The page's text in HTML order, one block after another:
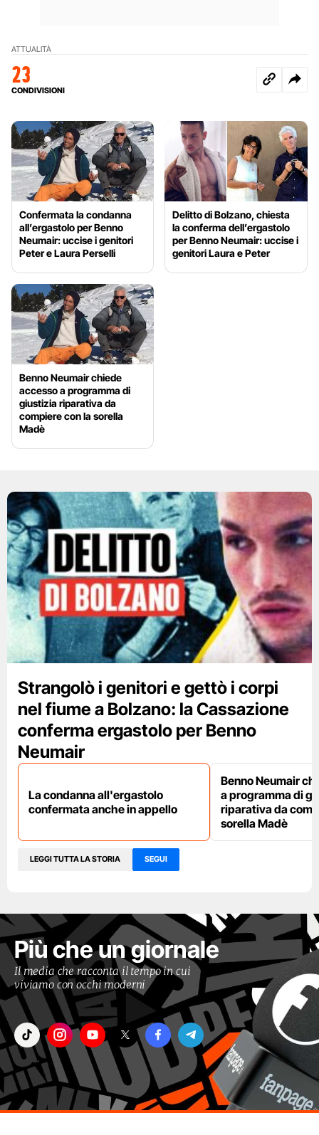
ATTUALITÀ
23
CONDIVISIONI
Confermata la condanna
all’ergastolo per Benno
Neumair: uccise i genitori
Peter e Laura Perselli
Delitto di Bolzano, chiesta
la conferma dell’ergastolo
per Benno Neumair: uccise i
genitori Laura e Peter
Benno Neumair chiede
accesso a programma di
giustizia riparativa da
compiere con la sorella
Madè
Strangolò i genitori e gettò i corpi
nel fiume a Bolzano: la Cassazione
conferma ergastolo per Benno
Neumair
La condanna all'ergastolo
confermata anche in appello
Benno Neumair
a programma di
riparativa da
sorella Madè
LEGGI TUTTA LA STORIA SEGUI
Più che un giornale
Il media che racconta il tempo in cui
viviamo con occhi moderni